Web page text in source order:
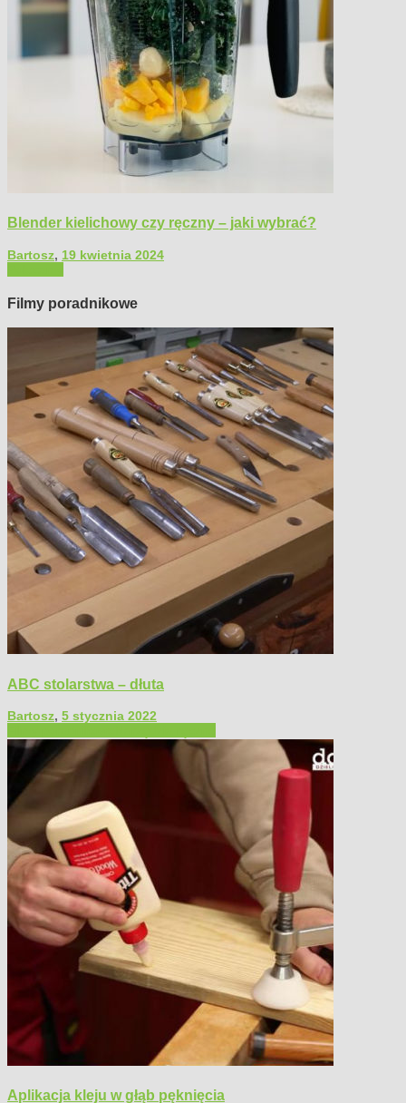
Blender kielichowy czy ręczny – jaki wybrać?
Bartosz, 19 kwietnia 2024
Filmy poradnikowe
ABC stolarstwa – dłuta
Bartosz, 5 stycznia 2022
Aplikacja kleju w głąb pęknięcia